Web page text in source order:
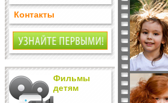
Контакты
Фильмы
детям